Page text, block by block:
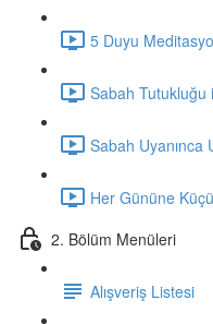
5 Duyu
Sabah Tutukluğu
Sabah Uyanınca
Her Gününe
2. Bölüm Menüleri
Alışveriş Listesi